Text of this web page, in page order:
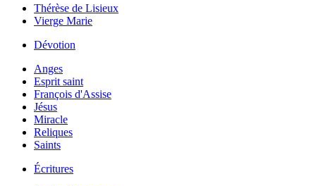
Thérèse de Lisieux
Vierge Marie
Dévotion
Anges
Esprit saint
François d'Assise
Jésus
Miracle
Reliques
Saints
Écritures